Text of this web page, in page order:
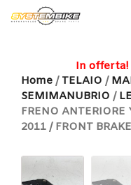
Home
Shop Moto
Shop Ricambi
Home / TELAIO /
SEMIMANUBRIO /
FRENO
2011 / FRONT
In offerta!